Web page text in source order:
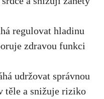
‍regulovat hladinu
zdravou funkci
udržovat ​správnou
​těle a⁢ snižuje⁤ riziko